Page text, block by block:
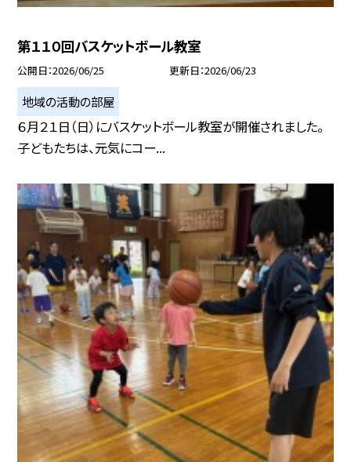
第１１０回バスケットボール教室
公開日 2026/06/25 更新日 2026/06/23
地域の活動の部屋
６月２１日（日）にバスケットボール教室が開催されました。
子どもたちは、元気にコー...